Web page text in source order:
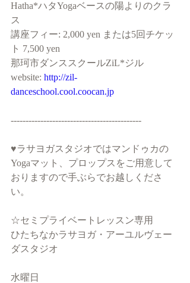
Hatha*ハタYogaベースの陽よりのクラ
ス
講座フィー: 2,000 yen または5回チケッ
ト 7,500 yen
那珂市ダンススクールZiL*ジル
website: http://zil-
danceschool.cool.coocan.jp
--------------------------------------------
♥︎ラサヨガスタジオではマンドゥカの
Yogaマット、プロップスをご用意して
おりますので手ぶらでお越しくださ
い。
☆セミプライベートレッスン専用
ひたちなかラサヨガ・アーユルヴェー
ダスタジオ
水曜日